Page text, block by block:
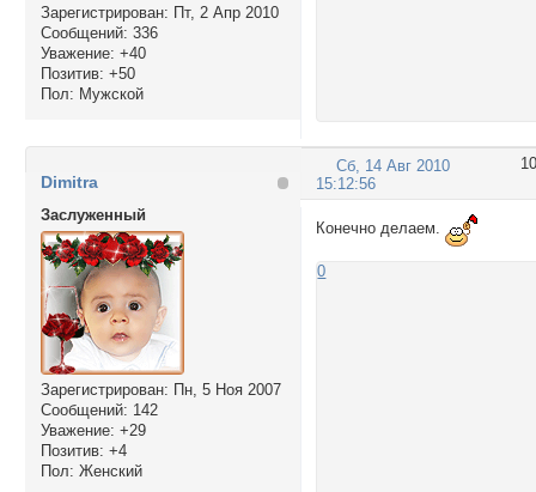
Зарегистрирован: Пт, 2 Апр 2010
Сообщений: 336
Уважение: +40
Позитив: +50
Пол: Мужской
10
Сб, 14 Авг 2010
15:12:56
Dimitra
Заслуженный
Зарегистрирован: Пн, 5 Ноя 2007
Сообщений: 142
Уважение: +29
Позитив: +4
Пол: Женский
Конечно делаем.
0